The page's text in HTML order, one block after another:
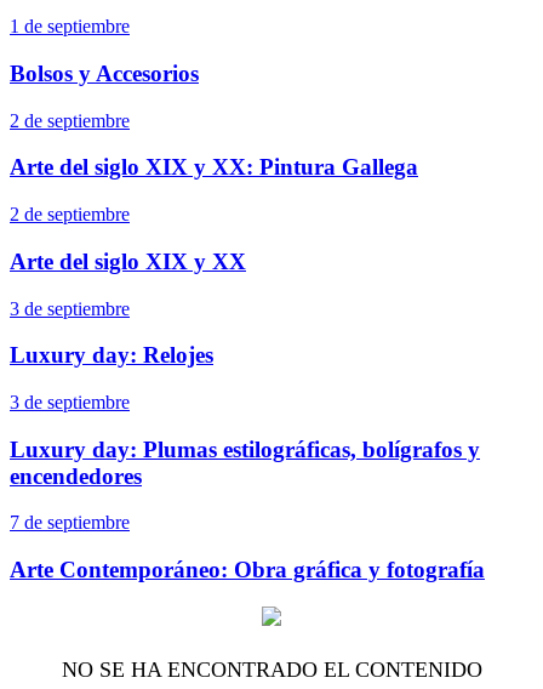
1 de septiembre
Bolsos y Accesorios
2 de septiembre
Arte del siglo XIX y XX: Pintura Gallega
2 de septiembre
Arte del siglo XIX y XX
3 de septiembre
Luxury day: Relojes
3 de septiembre
Luxury day: Plumas estilográficas, bolígrafos y
encendedores
7 de septiembre
Arte Contemporáneo: Obra gráfica y fotografía
NO SE HA ENCONTRADO EL CONTENIDO